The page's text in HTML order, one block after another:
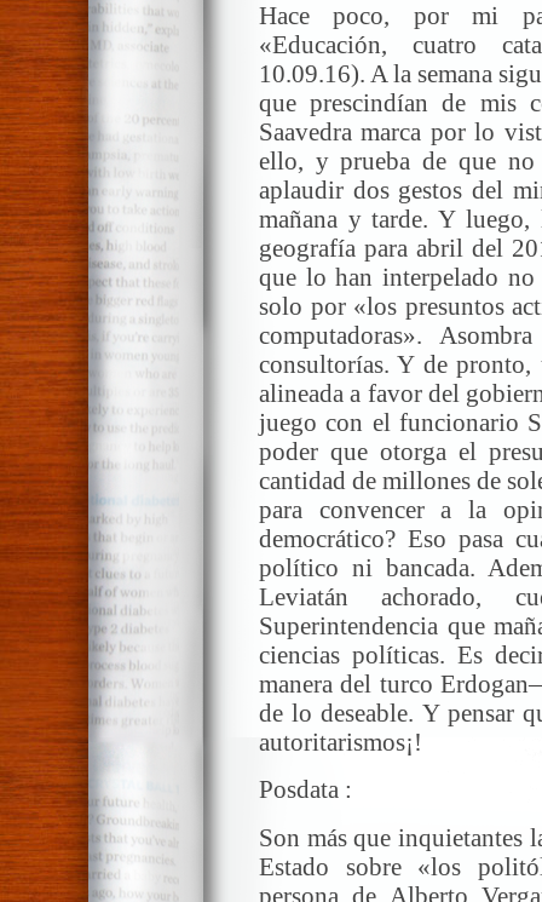
Hace poco, por mi
«Educación, cuatro
10.09.16). A la semana
que prescindían de mis
Saavedra marca por lo
ello, y prueba de que no
aplaudir dos gestos del
mañana y tarde. Y
geografía para abril del
que lo han interpelado
solo por «los presuntos
computadoras».
consultorías. Y de pronto,
alineada a favor del
juego con el funcionario
poder que otorga el
cantidad de millones de
para convencer a la
democrático? Eso pasa
político ni bancada.
Leviatán achorado,
Superintendencia que
ciencias políticas. Es
manera del turco
de lo deseable. Y pensar
autoritarismos¡!
Posdata :
Son más que inquietantes
Estado sobre «los
persona de Alberto